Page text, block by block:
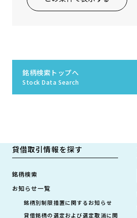
銘柄検索トップへ
Stock Data Search
貸借取引情報を探す
銘柄検索
お知らせ一覧
銘柄別制限措置に関するお知らせ
貸借銘柄の選定および選定取消に関